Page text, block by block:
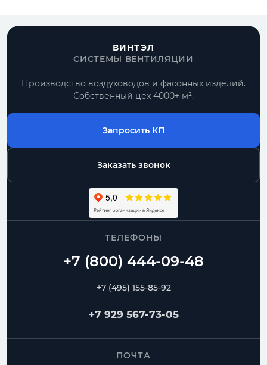
ВИНТЭЛ
СИСТЕМЫ ВЕНТИЛЯЦИИ
Производство воздуховодов и фасонных изделий.
Собственный цех 4000+ м².
Запросить КП
Заказать звонок
ТЕЛЕФОНЫ
+7 (495) 155-85-92
+7 929 567-73-05
ПОЧТА